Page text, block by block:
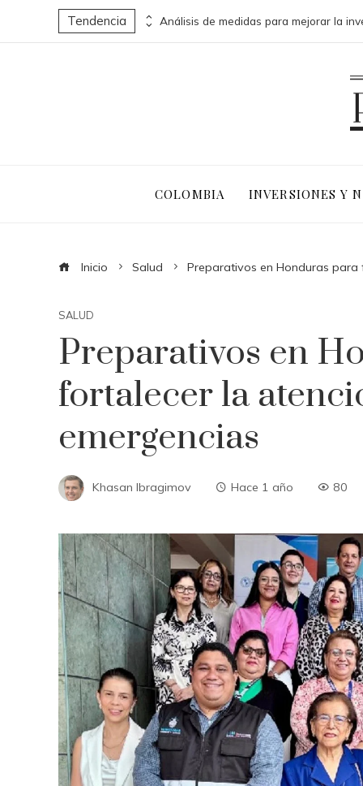
Tendencia
activos en la actualidad
COLOMBIA INVERSIONES Y
Inicio Salud Preparativos en Honduras
SALUD
Preparativos en
fortalecer la
emergencias
Khasan Ibragimov Hace 1 año 80